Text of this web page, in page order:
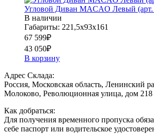
Угловой Диван MACAO Левый (арт.
В наличии
Габариты: 221,5х93х161
67 599₽
43 050₽
В корзину
Адрес Склада:
Россия, Московская область, Ленинский
Молоково, Революционная улица, дом 218
Как добраться:
Для получения временного пропуска
себе паспорт или водительское